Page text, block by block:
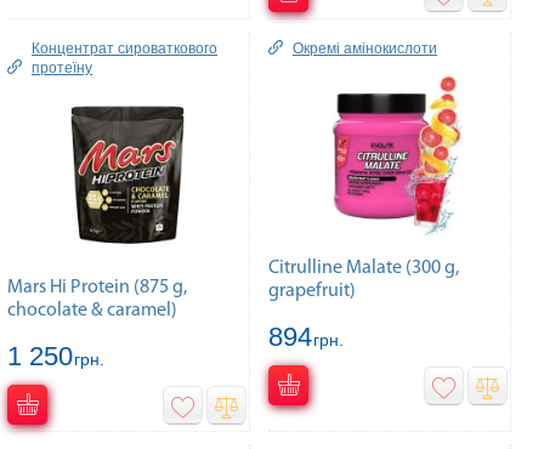
Концентрат сироваткового
протеїну
Mars Hi Protein (875 g,
chocolate & caramel)
1 250грн.
Окремі амінокислоти
Citrulline Malate (300 g,
grapefruit)
894грн.